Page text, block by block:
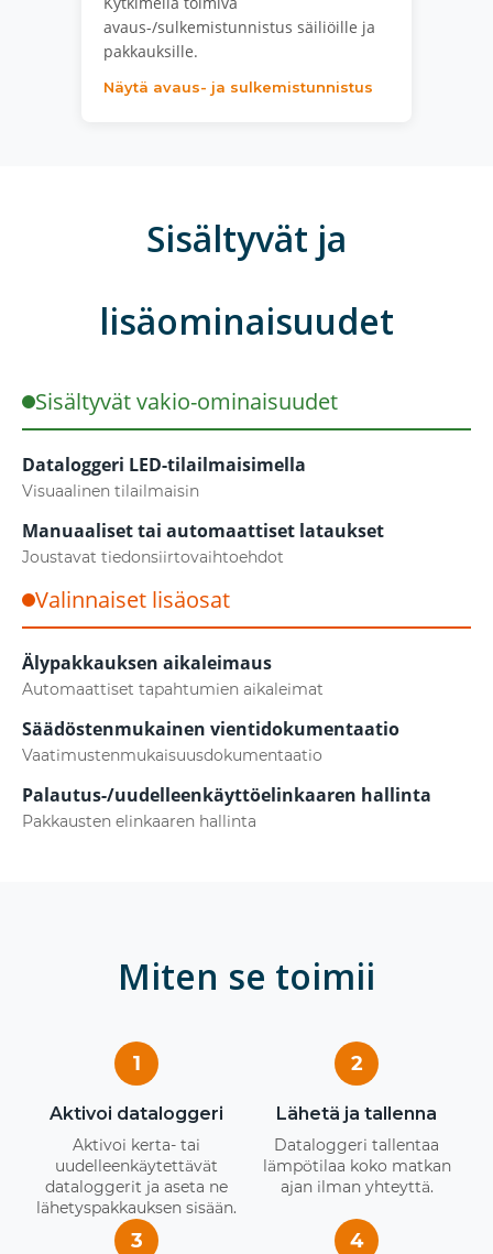
avaus-/sulkemistunnistus säiliöille ja
pakkauksille.
Näytä avaus- ja sulkemistunnistus
Sisältyvät ja
lisäominaisuudet
Sisältyvät vakio-ominaisuudet
Dataloggeri LED-tilailmaisimella
Visuaalinen tilailmaisin
Manuaaliset tai automaattiset lataukset
Joustavat tiedonsiirtovaihtoehdot
Valinnaiset lisäosat
Älypakkauksen aikaleimaus
Automaattiset tapahtumien aikaleimat
Säädöstenmukainen vientidokumentaatio
Vaatimustenmukaisuusdokumentaatio
Palautus-/uudelleenkäyttöelinkaaren hallinta
Pakkausten elinkaaren hallinta
Miten se toimii
1
Aktivoi dataloggeri
Aktivoi kerta- tai
uudelleenkäytettävät
dataloggerit ja aseta ne
lähetyspakkauksen sisään.
2
Lähetä ja tallenna
Dataloggeri tallentaa
lämpötilaa koko matkan
ajan ilman yhteyttä.
3 4